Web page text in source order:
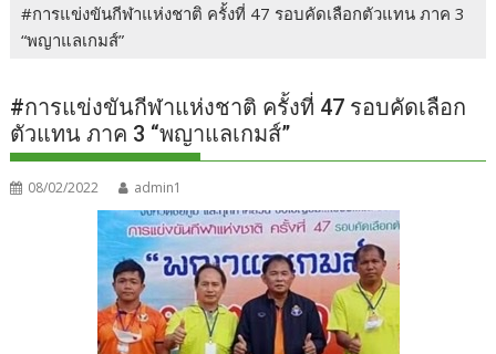
#การแข่งขันกีฬาแห่งชาติ ครั้งที่​ 47 รอบคัดเลือกตัวแทน​ ภาค​ 3
“พญาแลเกมส์”
#การแข่งขันกีฬาแห่งชาติ ครั้งที่​ 47 รอบคัดเลือก
ตัวแทน​ ภาค​ 3 “พญาแลเกมส์”
08/02/2022 admin1